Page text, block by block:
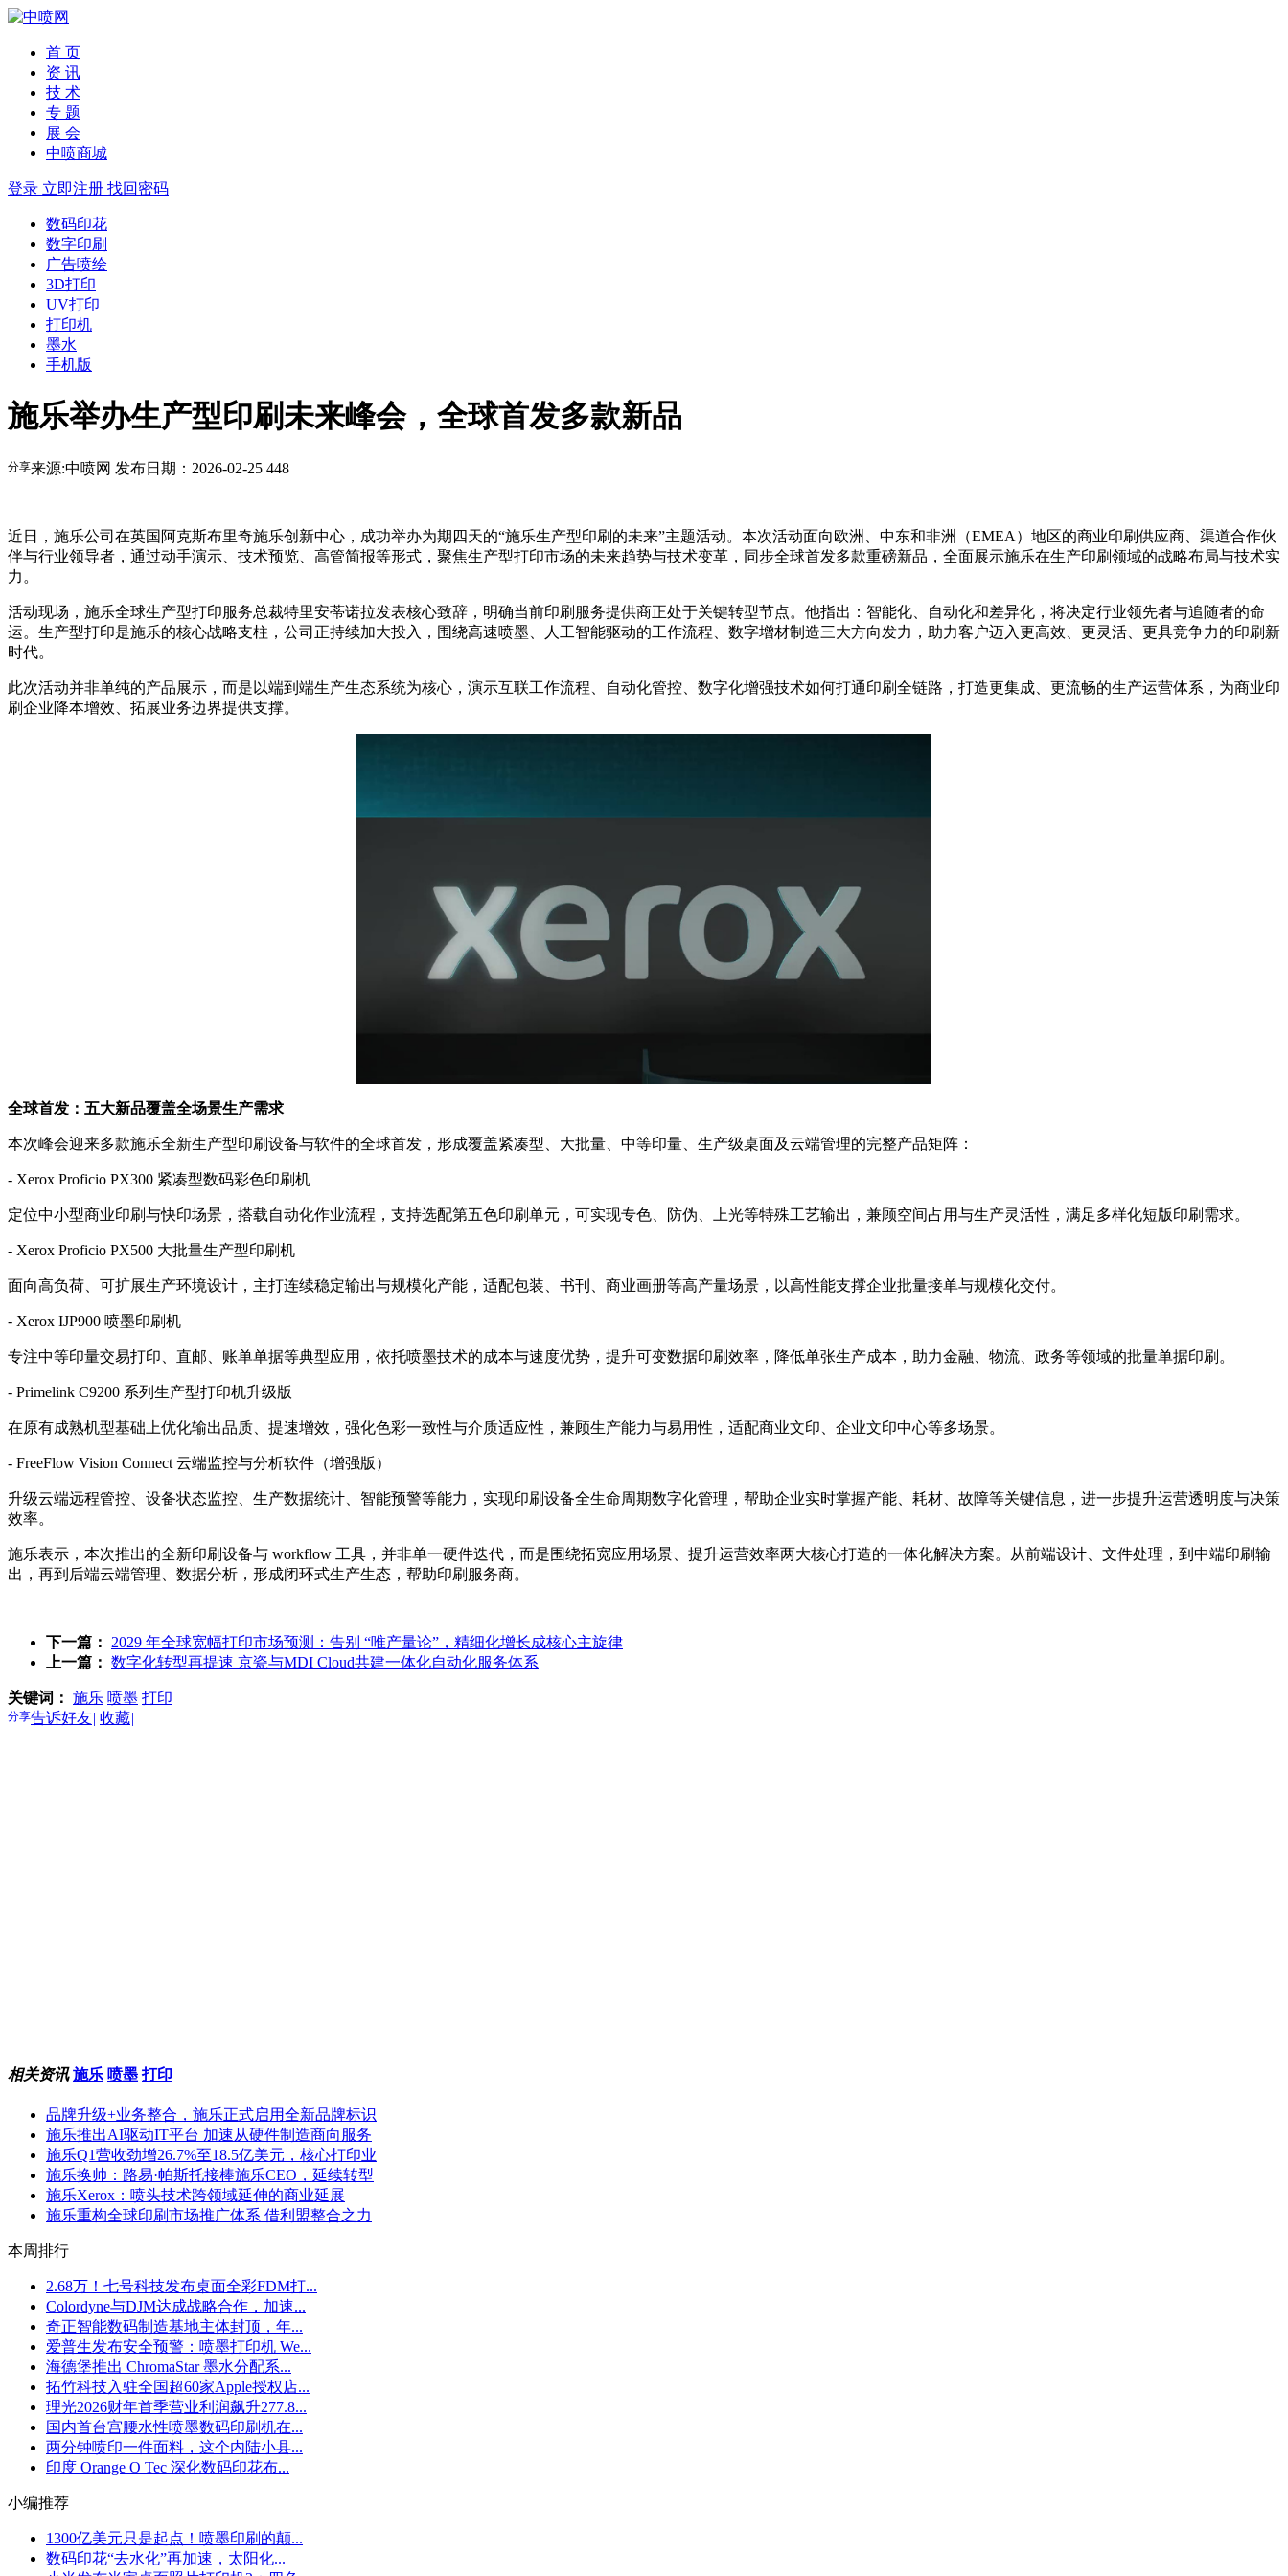
首 页
资 讯
技 术
专 题
展 会
中喷商城
登录 立即注册 找回密码
数码印花
数字印刷
广告喷绘
3D打印
UV打印
打印机
墨水
手机版
施乐举办生产型印刷未来峰会，全球首发多款新品
来源:中喷网 发布日期：2026-02-25 448
分享
近日，施乐公司在英国阿克斯布里奇施乐创新中心，成功举办为期四天的“施乐生产型印刷的未来”主题活动。本次活动面向欧洲、中东和非洲（EMEA）地区的商业印刷供应商、渠道合作伙
伴与行业领导者，通过动手演示、技术预览、高管简报等形式，聚焦生产型打印市场的未来趋势与技术变革，同步全球首发多款重磅新品，全面展示施乐在生产印刷领域的战略布局与技术实
力。
活动现场，施乐全球生产型打印服务总裁特里安蒂诺拉发表核心致辞，明确当前印刷服务提供商正处于关键转型节点。他指出：智能化、自动化和差异化，将决定行业领先者与追随者的命
运。生产型打印是施乐的核心战略支柱，公司正持续加大投入，围绕高速喷墨、人工智能驱动的工作流程、数字增材制造三大方向发力，助力客户迈入更高效、更灵活、更具竞争力的印刷新
时代。
此次活动并非单纯的产品展示，而是以端到端生产生态系统为核心，演示互联工作流程、自动化管控、数字化增强技术如何打通印刷全链路，打造更集成、更流畅的生产运营体系，为商业印
刷企业降本增效、拓展业务边界提供支撑。
全球首发：五大新品覆盖全场景生产需求
本次峰会迎来多款施乐全新生产型印刷设备与软件的全球首发，形成覆盖紧凑型、大批量、中等印量、生产级桌面及云端管理的完整产品矩阵：
- Xerox Proficio PX300 紧凑型数码彩色印刷机
定位中小型商业印刷与快印场景，搭载自动化作业流程，支持选配第五色印刷单元，可实现专色、防伪、上光等特殊工艺输出，兼顾空间占用与生产灵活性，满足多样化短版印刷需求。
- Xerox Proficio PX500 大批量生产型印刷机
面向高负荷、可扩展生产环境设计，主打连续稳定输出与规模化产能，适配包装、书刊、商业画册等高产量场景，以高性能支撑企业批量接单与规模化交付。
- Xerox IJP900 喷墨印刷机
专注中等印量交易打印、直邮、账单单据等典型应用，依托喷墨技术的成本与速度优势，提升可变数据印刷效率，降低单张生产成本，助力金融、物流、政务等领域的批量单据印刷。
- Primelink C9200 系列生产型打印机升级版
在原有成熟机型基础上优化输出品质、提速增效，强化色彩一致性与介质适应性，兼顾生产能力与易用性，适配商业文印、企业文印中心等多场景。
- FreeFlow Vision Connect 云端监控与分析软件（增强版）
升级云端远程管控、设备状态监控、生产数据统计、智能预警等能力，实现印刷设备全生命周期数字化管理，帮助企业实时掌握产能、耗材、故障等关键信息，进一步提升运营透明度与决策
效率。
施乐表示，本次推出的全新印刷设备与 workflow 工具，并非单一硬件迭代，而是围绕拓宽应用场景、提升运营效率两大核心打造的一体化解决方案。从前端设计、文件处理，到中端印刷输
出，再到后端云端管理、数据分析，形成闭环式生产生态，帮助印刷服务商。
下一篇：
2029 年全球宽幅打印市场预测：告别 “唯产量论”，精细化增长成核心主旋律
上一篇： 数字化转型再提速 京瓷与MDI Cloud共建一体化自动化服务体系
关键词： 施乐 喷墨 打印
分享告诉好友| 收藏|
相关资讯 施乐 喷墨 打印
品牌升级+业务整合，施乐正式启用全新品牌标识
施乐推出AI驱动IT平台 加速从硬件制造商向服务
施乐Q1营收劲增26.7%至18.5亿美元，核心打印业
施乐换帅：路易·帕斯托接棒施乐CEO，延续转型
施乐Xerox：喷头技术跨领域延伸的商业延展
施乐重构全球印刷市场推广体系 借利盟整合之力
本周排行
2.68万！七号科技发布桌面全彩FDM打...
Colordyne与DJM达成战略合作，加速...
奇正智能数码制造基地主体封顶，年...
爱普生发布安全预警：喷墨打印机 We...
海德堡推出 ChromaStar 墨水分配系...
拓竹科技入驻全国超60家Apple授权店...
理光2026财年首季营业利润飙升277.8...
国内首台宫腰水性喷墨数码印刷机在...
两分钟喷印一件面料，这个内陆小县...
印度 Orange O Tec 深化数码印花布...
小编推荐
1300亿美元只是起点！喷墨印刷的颠...
数码印花“去水化”再加速，太阳化...